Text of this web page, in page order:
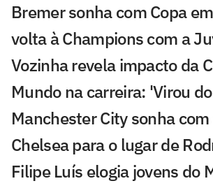
Bremer sonha com Copa
volta à Champions com a
Vozinha revela impacto da
Mundo na carreira: 'Virou
Manchester City sonha
Chelsea para o lugar de
Filipe Luís elogia jovens do